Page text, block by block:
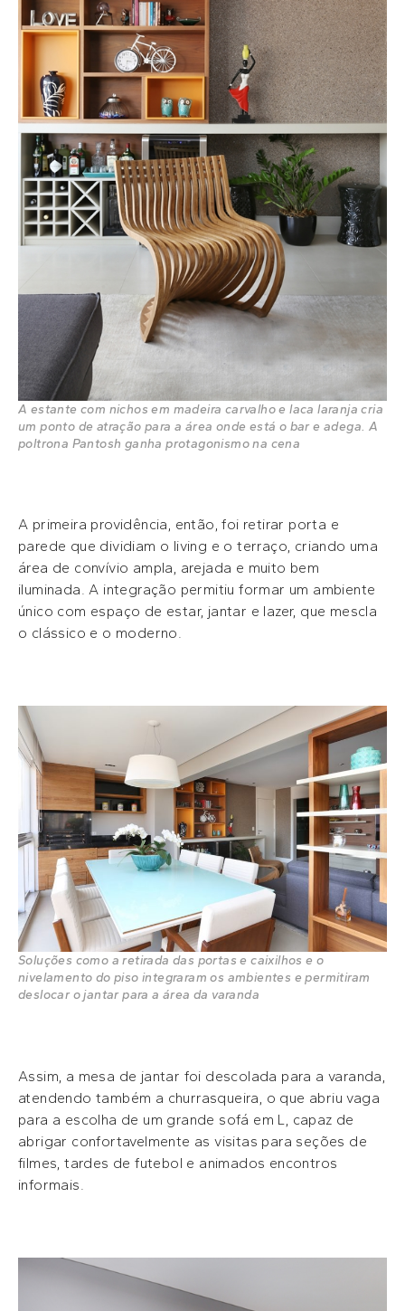
A estante com nichos em madeira carvalho e laca laranja cria
um ponto de atração para a área onde está o bar e adega. A
poltrona Pantosh ganha protagonismo na cena
A primeira providência, então, foi retirar porta e
parede que dividiam o living e o terraço, criando uma
área de convívio ampla, arejada e muito bem
iluminada. A integração permitiu formar um ambiente
único com espaço de estar, jantar e lazer, que mescla
o clássico e o moderno.
Soluções como a retirada das portas e caixilhos e o
nivelamento do piso integraram os ambientes e permitiram
deslocar o jantar para a área da varanda
Assim, a mesa de jantar foi descolada para a varanda,
atendendo também a churrasqueira, o que abriu vaga
para a escolha de um grande sofá em L, capaz de
abrigar confortavelmente as visitas para seções de
filmes, tardes de futebol e animados encontros
informais.